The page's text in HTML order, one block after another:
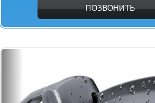
ПОЗВОНИТЬ